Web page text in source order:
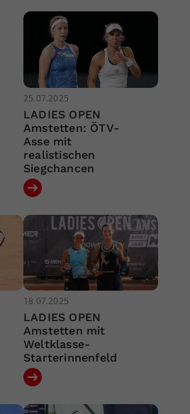
25.07.2025
LADIES OPEN
Amstetten: ÖTV-
Asse mit
realistischen
Siegchancen
18.07.2025
LADIES OPEN
Amstetten mit
Weltklasse-
Starterinnenfeld